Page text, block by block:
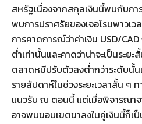
สหรัฐเนื่องจากสกุลเงินนี้พบกับก
พบการปราศรัยของเจอโรมพาวเ
การคาดการณ์ว่าค่าเงิน USD/
ต่ำเท่านั้นและคาดว่าน่าจะเป็นระย
ตลาดหมีปรับตัวลงต่ำกว่าระดับนั้น
รายสัปดาห์ในช่วงระยะเวลาสั้น ๆ
แนวรับ ณ ตอนนี้ แต่เมื่อพิจารณา
อาจพบขอบเขตขาลงในคู่เงินนี้ก็เ